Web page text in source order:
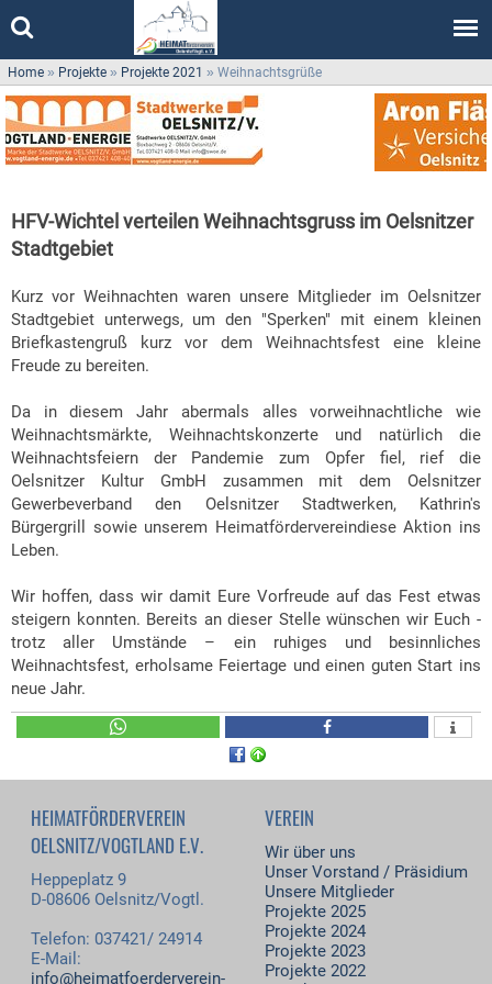
Home » Projekte » Projekte 2021 » Weihnachtsgrüße
HFV-Wichtel verteilen Weihnachtsgruss im Oelsnitzer
Stadtgebiet
Kurz vor Weihnachten waren unsere Mitglieder im Oelsnitzer
Stadtgebiet unterwegs, um den "Sperken" mit einem kleinen
Briefkastengruß kurz vor dem Weihnachtsfest eine kleine
Freude zu bereiten.
Da in diesem Jahr abermals alles vorweihnachtliche wie
Weihnachtsmärkte, Weihnachtskonzerte und natürlich die
Weihnachtsfeiern der Pandemie zum Opfer fiel, rief die
Oelsnitzer Kultur GmbH zusammen mit dem Oelsnitzer
Gewerbeverband den Oelsnitzer Stadtwerken, Kathrin's
Bürgergrill sowie unserem Heimatfördervereindiese Aktion ins
Leben.
Wir hoffen, dass wir damit Eure Vorfreude auf das Fest etwas
steigern konnten. Bereits an dieser Stelle wünschen wir Euch -
trotz aller Umstände – ein ruhiges und besinnliches
Weihnachtsfest, erholsame Feiertage und einen guten Start ins
neue Jahr.
HEIMATFÖRDERVEREIN
OELSNITZ/VOGTLAND E.V.
Heppeplatz 9
D-08606 Oelsnitz/Vogtl.
Telefon: 037421/ 24914
E-Mail:
info@heimatfoerderverein-
VEREIN
Wir über uns
Unser Vorstand / Präsidium
Unsere Mitglieder
Projekte 2025
Projekte 2024
Projekte 2023
Projekte 2022